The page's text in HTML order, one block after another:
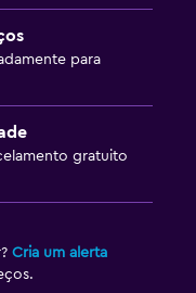
para
gratuito
Cria um alerta